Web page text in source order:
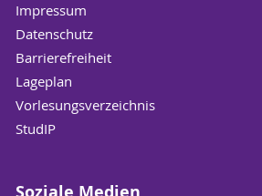
Impressum
Datenschutz
Barrierefreiheit
Lageplan
Vorlesungsverzeichnis
StudIP